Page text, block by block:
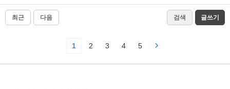
최근 다음 검색 글쓰기
1 2 3 4 5